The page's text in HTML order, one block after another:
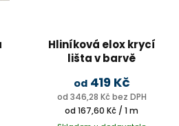
Hliníková elox krycí
lišta v barvě
od 346,28 Kč bez DPH
od419 Kč
Měrná
cena:
od 167,60 Kč / 1 m
pomoct
Odeslat